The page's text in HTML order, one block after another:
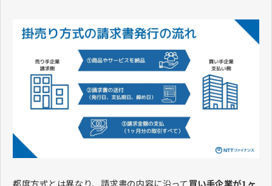
都度方式とは異なり、請求書の内容に沿って買い手企業が1ヶ